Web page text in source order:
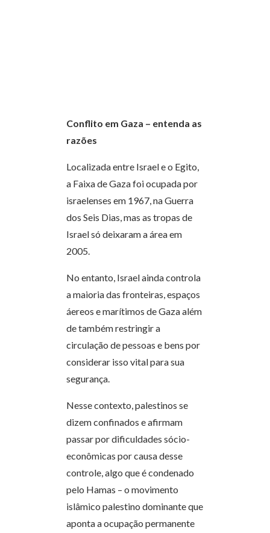
Conflito em Gaza – entenda as
razões
Localizada entre Israel e o Egito,
a Faixa de Gaza foi ocupada por
israelenses em 1967, na Guerra
dos Seis Dias, mas as tropas de
Israel só deixaram a área em
2005.
No entanto, Israel ainda controla
a maioria das fronteiras, espaços
áereos e marítimos de Gaza além
de também restringir a
circulação de pessoas e bens por
considerar isso vital para sua
segurança.
Nesse contexto, palestinos se
dizem confinados e afirmam
passar por dificuldades sócio-
econômicas por causa desse
controle, algo que é condenado
pelo Hamas – o movimento
islâmico palestino dominante que
aponta a ocupação permanente